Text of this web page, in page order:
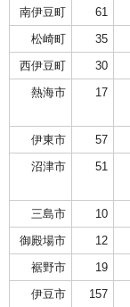
南伊豆町
61
松崎町
35
西伊豆町
30
熱海市
17
伊東市 57
沼津市
51
三島市 10
御殿場市
12
裾野市
19
伊豆市
157